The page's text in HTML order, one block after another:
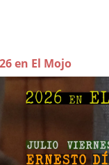
en El Mojo